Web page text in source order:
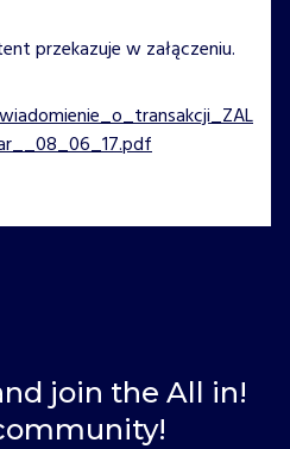
przekazuje w załączeniu.
join the All in!